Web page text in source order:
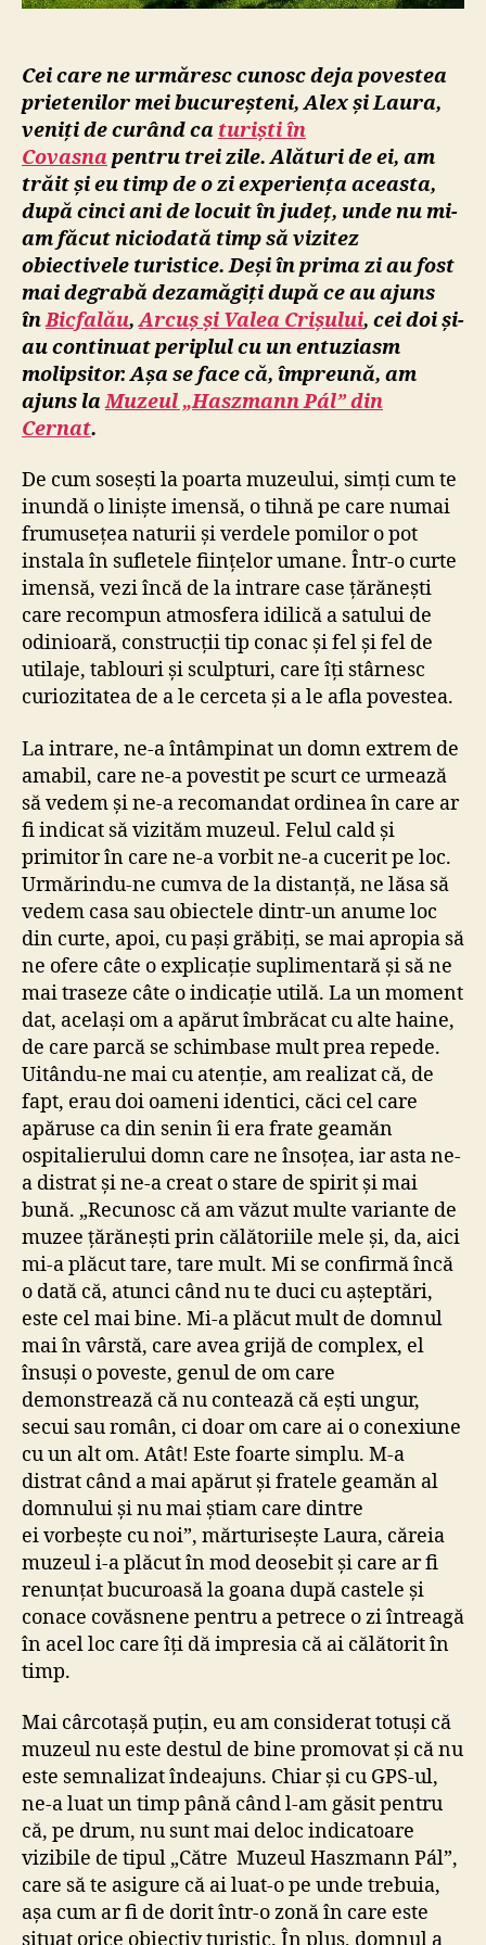
Cei care ne urmăresc cunosc deja povestea
prietenilor mei bucureșteni, Alex și Laura,
veniți de curând ca turiști în
Covasna pentru trei zile. Alături de ei, am
trăit și eu timp de o zi experiența aceasta,
după cinci ani de locuit în județ, unde nu mi-
am făcut niciodată timp să vizitez
obiectivele turistice. Deși în prima zi au fost
mai degrabă dezamăgiți după ce au ajuns
înBicfalău,Arcuș și Valea Crișului, cei doi și-
au continuat periplul cu un entuziasm
molipsitor. Așa se face că, împreună, am
ajuns laMuzeul „Haszmann Pál” din
Cernat.
De cum sosești la poarta muzeului, simți cum te
inundă o liniște imensă, o tihnă pe care numai
frumusețea naturii și verdele pomilor o pot
instala în sufletele ființelor umane. Într-o curte
imensă, vezi încă de la intrare case țărănești
care recompun atmosfera idilică a satului de
odinioară, construcții tip conac și fel și fel de
utilaje, tablouri și sculpturi, care îți stârnesc
curiozitatea de a le cerceta și a le afla povestea.
La intrare, ne-a întâmpinat un domn extrem de
amabil, care ne-a povestit pe scurt ce urmează
să vedem și ne-a recomandat ordinea în care ar
fi indicat să vizităm muzeul. Felul cald și
primitor în care ne-a vorbit ne-a cucerit pe loc.
Urmărindu-ne cumva de la distanță, ne lăsa să
vedem casa sau obiectele dintr-un anume loc
din curte, apoi, cu pași grăbiți, se mai apropia să
ne ofere câte o explicație suplimentară și să ne
mai traseze câte o indicație utilă. La un moment
dat, același om a apărut îmbrăcat cu alte haine,
de care parcă se schimbase mult prea repede.
Uitându-ne mai cu atenție, am realizat că, de
fapt, erau doi oameni identici, căci cel care
apăruse ca din senin îi era frate geamăn
ospitalierului domn care ne însoțea, iar asta ne-
a distrat și ne-a creat o stare de spirit și mai
bună. „Recunosc că am văzut multe variante de
muzee țărănești prin călătoriile mele și, da, aici
mi-a plăcut tare, tare mult. Mi se confirmă încă
o dată că, atunci când nu te duci cu așteptări,
este cel mai bine. Mi-a plăcut mult de domnul
mai în vârstă, care avea grijă de complex, el
însuși o poveste, genul de om care
demonstrează că nu contează că ești ungur,
secui sau român, ci doar om care ai o conexiune
cu un alt om. Atât! Este foarte simplu. M-a
distrat când a mai apărut și fratele geamăn al
domnului și nu mai știam care dintre
ei vorbește cu noi”, mărturisește Laura, căreia
muzeul i-a plăcut în mod deosebit și care ar fi
renunțat bucuroasă la goana după castele și
conace covăsnene pentru a petrece o zi întreagă
în acel loc care îți dă impresia că ai călătorit în
timp.
Mai cârcotașă puțin, eu am considerat totuși că
muzeul nu este destul de bine promovat și că nu
este semnalizat îndeajuns. Chiar și cu GPS-ul,
ne-a luat un timp până când l-am găsit pentru
că, pe drum, nu sunt mai deloc indicatoare
vizibile de tipul „Către Muzeul Haszmann Pál”,
care să te asigure că ai luat-o pe unde trebuia,
așa cum ar fi de dorit într-o zonă în care este